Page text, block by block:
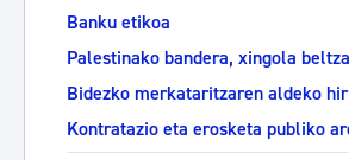
Banku etikoa
Palestinako bandera, xingola
Bidezko merkataritzaren aldeko
Kontratazio eta erosketa publiko